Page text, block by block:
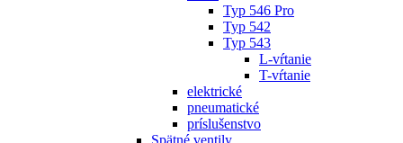
Typ 546 Pro
Typ 542
Typ 543
L-vŕtanie
T-vŕtanie
elektrické
pneumatické
príslušenstvo
Spätné ventily